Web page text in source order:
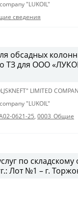
"LUKOIL"
сведения
обсадных
ТЗ для ООО
LIMITED
"LUKOIL"
0621-25, 0003_Общие
по
Лот №1 – г.